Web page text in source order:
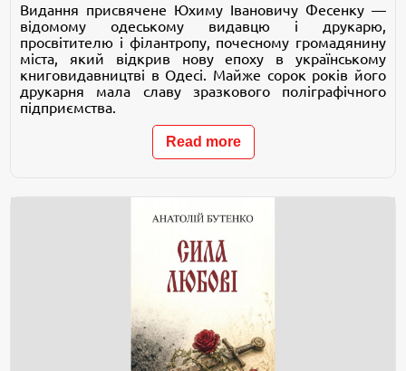
Видання присвячене Юхиму Івановичу Фесенку —
відомому одеському видавцю і друкарю,
просвітителю і філантропу, почесному громадянину
міста, який відкрив нову епоху в українському
книговидавництві в Одесі. Майже сорок років його
друкарня мала славу зразкового поліграфічного
підприємства.
Read more